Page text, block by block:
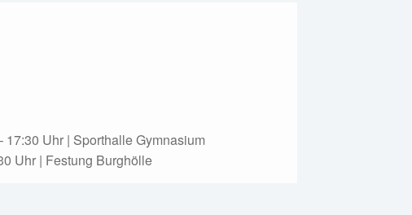
17:30 Uhr | Sporthalle Gymnasium
Uhr | Festung Burghölle